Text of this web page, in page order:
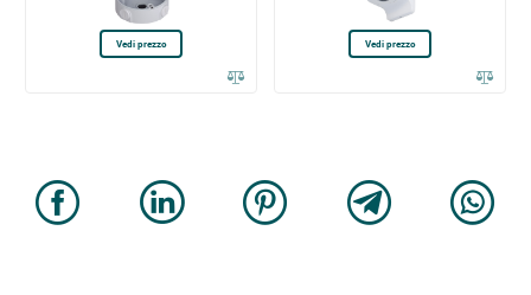
Vedi prezzo Vedi prezzo